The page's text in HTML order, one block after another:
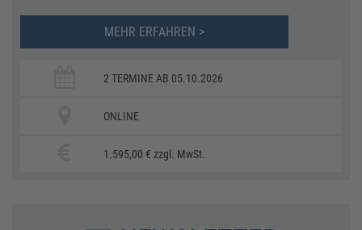
MEHR ERFAHREN >
2 TERMINE AB 05.10.2026
ONLINE
1.595,00 € zzgl. MwSt.